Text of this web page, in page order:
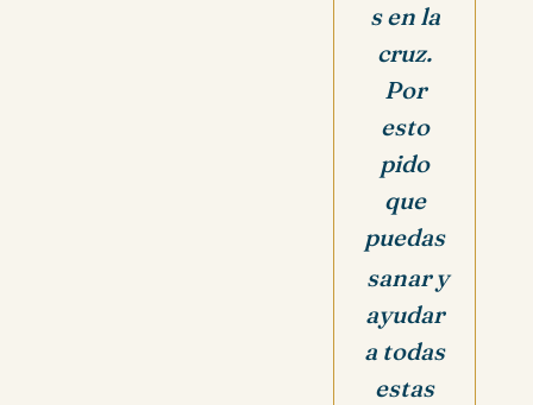
s en la
cruz.
Por
esto
pido
que
puedas
sanar y
ayudar
a todas
estas